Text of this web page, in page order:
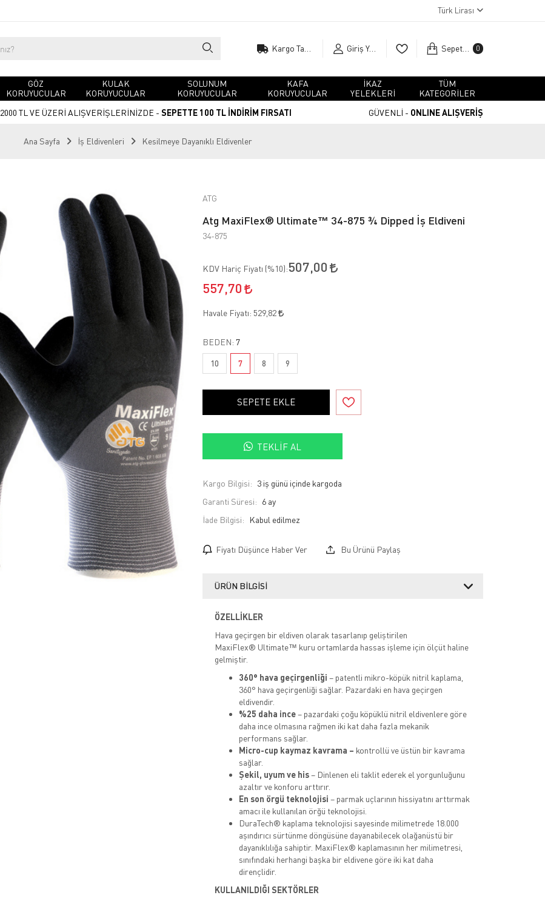
Türk Lirası
Giriş Yap Sepetim 0
GÖZ
KORUYUCULAR
KULAK
KORUYUCULAR
SOLUNUM
KORUYUCULAR
KAFA
KORUYUCULAR
İKAZ
YELEKLERİ
TÜM
KATEGORİLER
2000 TL VE ÜZERİ ALIŞVERİŞLERİNİZDE - SEPETTE 100 TL İNDİRİM FIRSATI GÜVENLİ - ONLINE ALIŞVERİŞ
Ana Sayfa İş Eldivenleri Kesilmeye Dayanıklı Eldivenler
ATG
Atg MaxiFlex® Ultimate™ 34-875 ¾ Dipped İş Eldiveni
34-875
KDV Hariç Fiyatı (%10):507,00
557,70
Havale Fiyatı: 529,82
BEDEN: 7
10 7 8 9
SEPETE EKLE
TEKLIF AL
Kargo Bilgisi: 3 iş günü içinde kargoda
Garanti Süresi: 6 ay
İade Bilgisi:
Fiyatı Düşünce Haber Ver Bu Ürünü Paylaş
ÜRÜN BILGISI
ÖZELLİKLER
Hava geçirgen bir eldiven olarak tasarlanıp geliştirilen
MaxiFlex® Ultimate™ kuru ortamlarda hassas işleme için ölçüt haline
gelmiştir.
360° hava geçirgenliği – patentli mikro-köpük nitril kaplama,
360° hava geçirgenliği sağlar. Pazardaki en hava geçirgen
eldivendir.
%25 daha ince– pazardaki çoğu köpüklü nitril eldivenlere göre
daha ince olmasına rağmen iki kat daha fazla mekanik
performans sağlar.
Micro-cup kaymaz kavrama – kontrollü ve üstün bir kavrama
sağlar.
Şekil, uyum ve his– Dinlenen eli taklit ederek el yorgunluğunu
azaltır ve konforu arttırır.
En son örgü teknolojisi – parmak uçlarının hissiyatını arttırmak
amacı ile kullanılan örğü teknolojisi.
DuraTech® kaplama teknolojisi sayesinde milimetrede 18.000
aşındırıcı sürtünme döngüsüne dayanabilecek olağanüstü bir
dayanıklılığa sahiptir. MaxiFlex® kaplamasının her milimetresi,
sınıfındaki herhangi başka bir eldivene göre iki kat daha
dirençlidir.
KULLANILDIĞI SEKTÖRLER